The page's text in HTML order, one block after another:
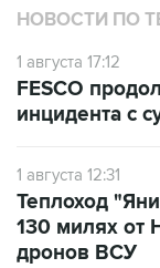
НОВОСТИ ПО
1 августа 17:12
FESCO
инцидента с
1 августа 12:31
Теплоход
130 милях от
дронов ВСУ